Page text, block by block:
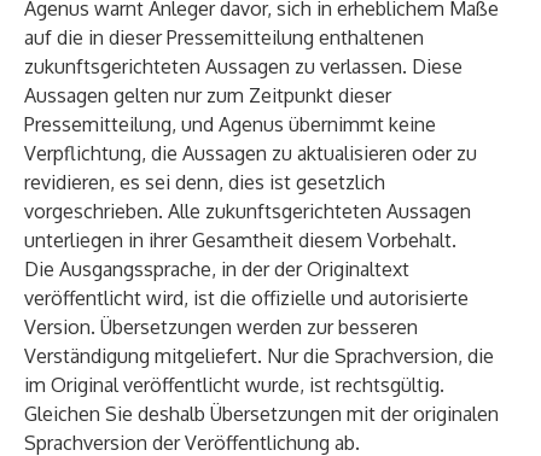
Agenus warnt Anleger davor, sich in erheblichem Maße
auf die in dieser Pressemitteilung enthaltenen
zukunftsgerichteten Aussagen zu verlassen. Diese
Aussagen gelten nur zum Zeitpunkt dieser
Pressemitteilung, und Agenus übernimmt keine
Verpflichtung, die Aussagen zu aktualisieren oder zu
revidieren, es sei denn, dies ist gesetzlich
vorgeschrieben. Alle zukunftsgerichteten Aussagen
unterliegen in ihrer Gesamtheit diesem Vorbehalt.
Die Ausgangssprache, in der der Originaltext
veröffentlicht wird, ist die offizielle und autorisierte
Version. Übersetzungen werden zur besseren
Verständigung mitgeliefert. Nur die Sprachversion, die
im Original veröffentlicht wurde, ist rechtsgültig.
Gleichen Sie deshalb Übersetzungen mit der originalen
Sprachversion der Veröffentlichung ab.